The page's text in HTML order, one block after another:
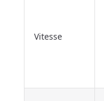
Vitesse